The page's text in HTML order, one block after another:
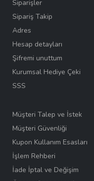
Siparişler
Sipariş Takip
Adres
Hesap detayları
Şifremi unuttum
Kurumsal Hediye Çeki
SSS
Müşteri Talep ve İstek
Müşteri Güvenliği
Kupon Kullanım Esasları
İşlem Rehberi
İade İptal ve Değişim